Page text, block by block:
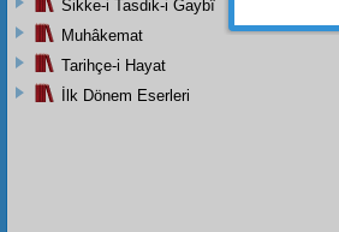
Sikke-i Tasdik-i Gaybî
Muhâkemat
Tarihçe-i Hayat
İlk Dönem Eserleri